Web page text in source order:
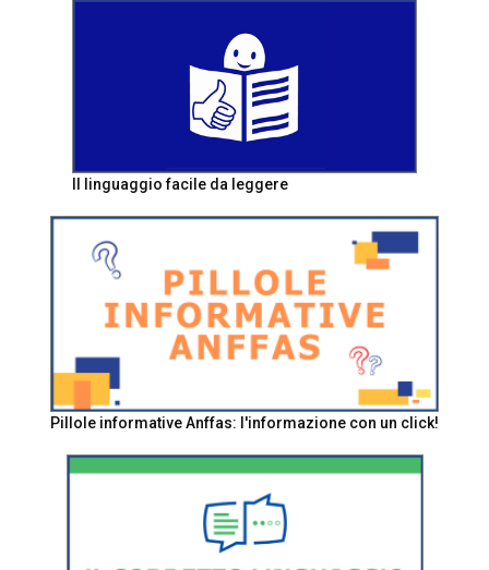
Il linguaggio facile da leggere
Pillole informative Anffas: l'informazione con un click!